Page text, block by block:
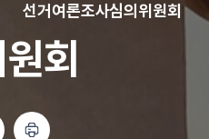
선거여론조사심의위원회
회